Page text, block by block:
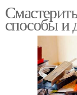
способы и